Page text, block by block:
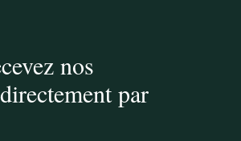
nos
par